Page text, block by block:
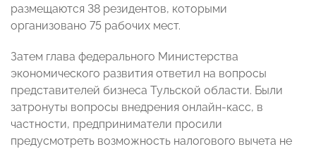
размещаются 38 резидентов, которыми
организовано 75 рабочих мест.
Затем глава федерального Министерства
экономического развития ответил на вопросы
представителей бизнеса Тульской области. Были
затронуты вопросы внедрения онлайн-касс, в
частности, предприниматели просили
предусмотреть возможность налогового вычета не